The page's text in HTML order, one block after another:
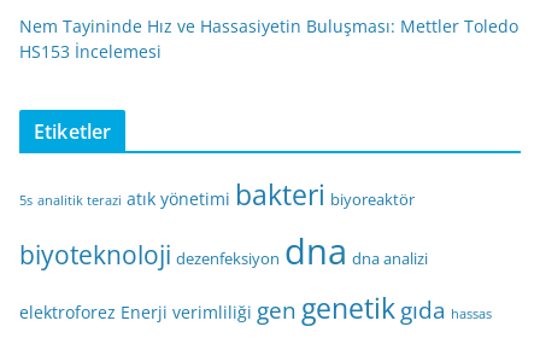
Nem Tayininde Hız ve Hassasiyetin Buluşması: Mettler Toledo
HS153 İncelemesi
Etiketler
5s analitik terazi atık yönetimi bakteri biyoreaktör
biyoteknoloji dezenfeksiyon dna dna analizi
elektroforez Enerji verimliliği gen genetikgıda hassas